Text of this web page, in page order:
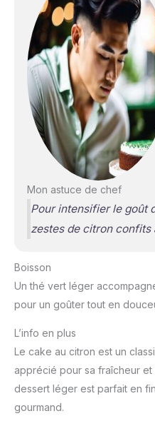
Mon astuce de chef
Pour intensifier le goût
zestes de citron confits
Boisson
Un thé vert léger
pour un goûter tout en
L’info en plus
Le cake au citron est un
apprécié pour sa fraîcheur et
dessert léger est parfait en
gourmand.